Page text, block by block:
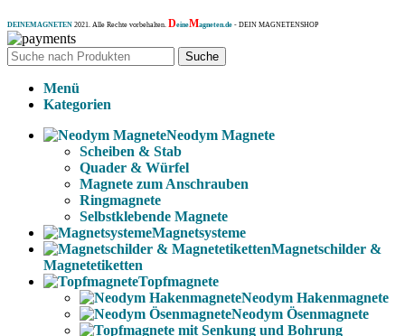
DEINEMAGNETEN 2021. Alle Rechte vorbehalten. DeineMagneten.de - DEIN MAGNETENSHOP
Suche
Menü
Kategorien
Neodym Magnete
Scheiben & Stab
Quader & Würfel
Magnete zum Anschrauben
Ringmagnete
Selbstklebende Magnete
Magnetsysteme
Magnetschilder &
Magnetetiketten
Topfmagnete
Neodym Hakenmagnete
Neodym Ösenmagnete